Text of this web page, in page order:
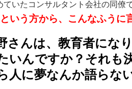
ていたコンサルタント会社の同僚
いう方から、こんなふうに
さんは、教育者にな
いんですか？それも
人に夢なんか語らな